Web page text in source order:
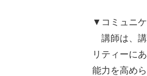
▼コミュニ
講師は、講
リティーに
能力を高め